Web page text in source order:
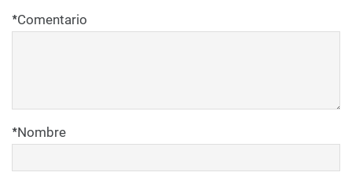
Comentario
*
Nombre
*